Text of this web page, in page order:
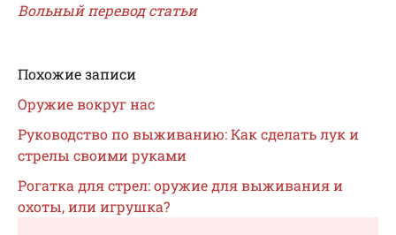
Вольный перевод статьи
Похожие записи
Оружие вокруг нас
Руководство по выживанию: Как сделать лук и
стрелы своими руками
Рогатка для стрел: оружие для выживания и
охоты, или игрушка?